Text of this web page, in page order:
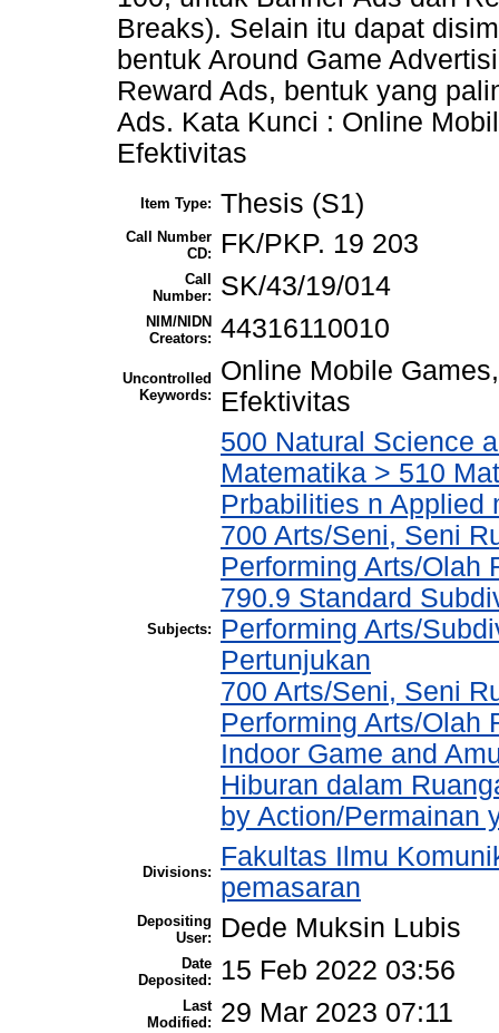
Breaks). Selain itu dapat
bentuk Around Game
Reward Ads, bentuk yang
Ads. Kata Kunci : Online
Efektivitas
Item Type: Thesis (S1)
Call Number
CD:
FK/PKP. 19 203
Call
Number:
SK/43/19/014
NIM/NIDN
Creators: 44316110010
Uncontrolled
Keywords:
Online Mobile
Efektivitas
Subjects:
500 Natural Science
Matematika > 510
Prbabilities n Applied
700 Arts/Seni, Seni
Performing Arts/Olah
790.9 Standard
Performing Arts/
Pertunjukan
700 Arts/Seni, Seni
Performing Arts/Olah
Indoor Game and
Hiburan dalam
by Action/Permainan
Divisions:
Fakultas Ilmu
pemasaran
Depositing
User:
Dede Muksin Lubis
Date
Deposited:
15 Feb 2022 03:56
Last
Modified:
29 Mar 2023 07:11